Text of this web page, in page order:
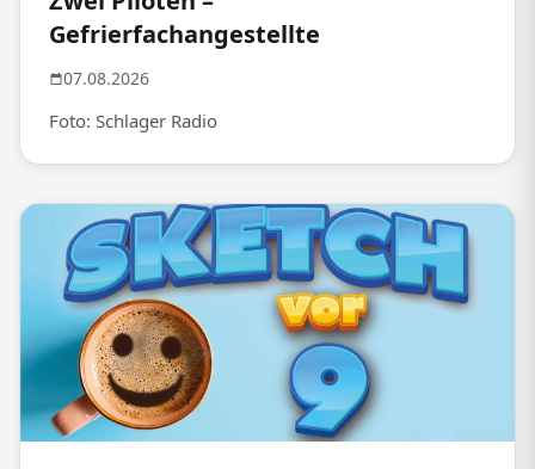
Gefrierfachangestellte
07.08.2026
Foto: Schlager Radio